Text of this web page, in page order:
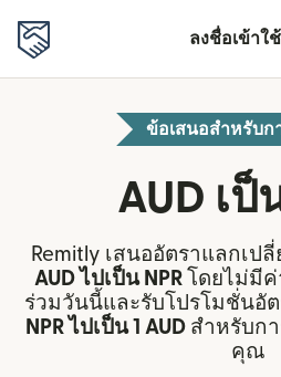
ลงชื่อเข้าใช้
ข้อเสนอสำหรับก
AUD เป็
Remitly เสนออัตราแลกเป
AUD ไปเป็น NPRโดยไม่มีค่
ร่วมวันนี้และรับโปรโมชั่นอั
NPR ไปเป็น 1 AUD สำหรับก
คุณ